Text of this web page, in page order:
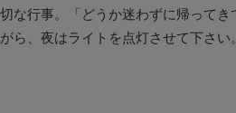
な行事。「どうか迷わずに帰ってき
ら、夜はライトを点灯させて下さい。